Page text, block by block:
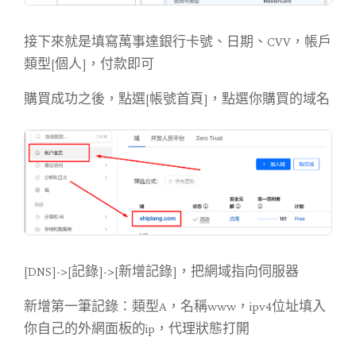
接下來就是填寫萬事達銀行卡號、日期、CVV，帳戶
類型[個人]，付款即可
購買成功之後，點選[帳號首頁]，點選你購買的域名
[DNS]->[記錄]->[新增記錄]，把網域指向伺服器
新增第一筆記錄：類型A，名稱www，ipv4位址填入
你自己的外網面板的ip，代理狀態打開